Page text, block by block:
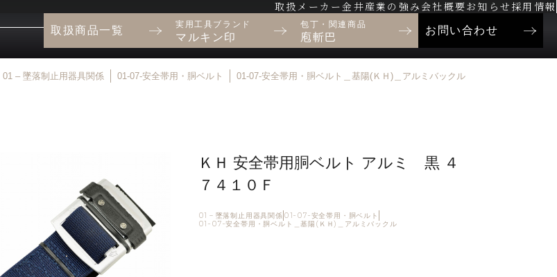
取扱メーカー金井産業の強み 会社概要お知らせ 採用情報
取扱商品一覧 実用工具ブランド
マルキン印
包丁・関連商品
庖斬巴
お問い合わせ
01 – 墜落制止用器具関係 01-07-安全帯用・胴ベルト 01-07-安全帯用・胴ベルト＿基陽(ＫＨ)＿アルミバックル
ＫＨ 安全帯用胴ベルト アルミ 黒 ４
７４１０Ｆ
01 – 墜落制止用器具関係 01-07-安全帯用・胴ベルト
01-07-安全帯用・胴ベルト＿基陽(ＫＨ)＿アルミバックル